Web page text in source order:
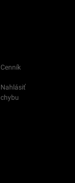
Cenník
Nahlásiť
chybu